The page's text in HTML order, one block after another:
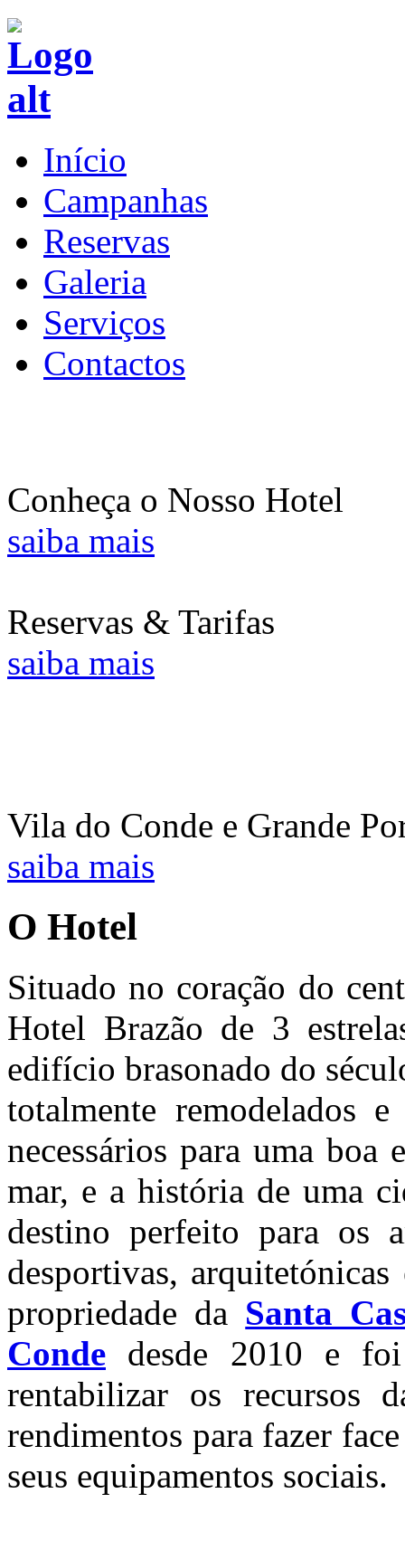
Início
Campanhas
Reservas
Galeria
Serviços
Contactos
Conheça o Nosso Hotel
saiba mais
Reservas & Tarifas
saiba mais
Vila do Conde e Grande
saiba mais
O Hotel
Situado no coração do
Hotel Brazão de 3
edifício brasonado do
totalmente remodelados
necessários para uma
mar, e a história de uma
destino perfeito para os
desportivas,
propriedade da Santa
Conde desde 2010 e
rentabilizar os recursos
rendimentos para fazer
seus equipamentos sociais.